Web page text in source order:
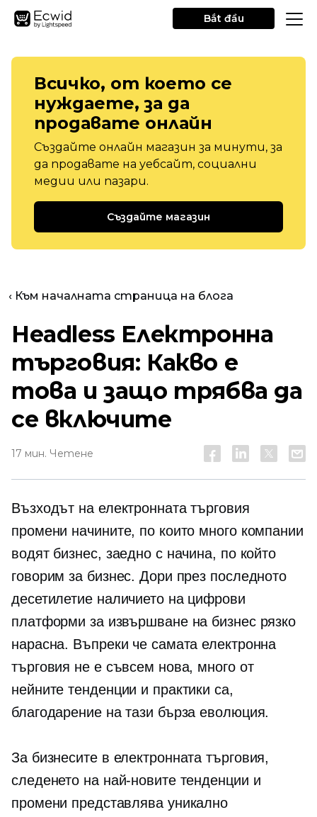
Bắt đầu
Всичко, от което се
нуждаете, за да
продавате онлайн
Създайте онлайн магазин за минути, за
да продавате на уебсайт, социални
медии или пазари.
Създайте магазин
‹ Към началната страница на блога
Headless Електронна
търговия: Какво е
това и защо трябва да
се включите
17 мин. Четене
Възходът на електронната търговия
промени начините, по които много компании
водят бизнес, заедно с начина, по който
говорим за бизнес. Дори през последното
десетилетие наличието на цифрови
платформи за извършване на бизнес рязко
нарасна. Въпреки че самата електронна
търговия не е съвсем нова, много от
нейните тенденции и практики са,
благодарение на тази бърза еволюция.
За бизнесите в електронната търговия,
следенето на най-новите тенденции и
промени представлява уникално